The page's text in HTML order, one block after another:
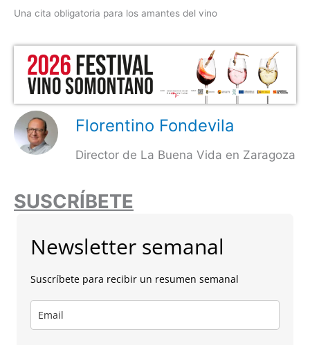
Una cita obligatoria para los amantes del vino
Florentino Fondevila
Director de La Buena Vida en Zaragoza
SUSCRÍBETE
Newsletter semanal
Suscríbete para recibir un resumen semanal